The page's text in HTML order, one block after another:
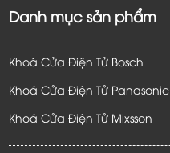
Danh mục sản phẩm
Khoá Cửa Điện Tử Bosch
Khoá Cửa Điện Tử Panasonic
Khoá Cửa Điện Tử Mixsson